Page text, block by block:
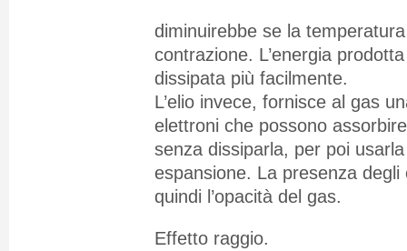
diminuirebbe se la
contrazione. L’energia
dissipata più facilmente.
L’elio invece, fornisce al gas
elettroni che possono
senza dissiparla, per poi
espansione. La presenza
quindi l’opacità del gas.
Effetto raggio.